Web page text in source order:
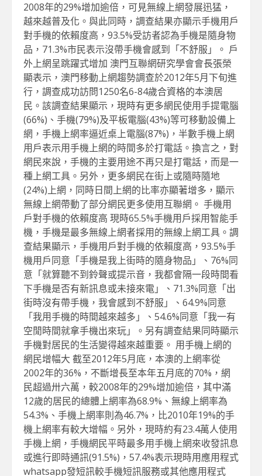
2008年的29%增加逾倍，可見無線上網發展迅猛，
越來越普及化。與此同時，調查結果亦顯示手機用戶
對手機的依賴度高，93.5%受訪者認為手機是隨身物
品，71.3%市民表示沒帶手機會感到「不舒服」。 戶
外上網呈跳躍式增加 澳門互聯網研究學會會長張榮
顯表示，澳門移動上網趨勢調查於2012年5月下旬進
行，調查成功訪問1250名6-84歲合資格的本澳居
民。該調查結果顯示，現時有更多網民使用手提電腦
(66%)、手機(79%)及平板電腦(43%)等可移動設備上
網，手機上網率逼近桌上電腦(87%)，半數手機上網
用戶表示用手機上網的時間多於打電話。換言之，對
網民來說，手機的主要用途不再只是打電話，而是一
種上網工具。另外，更多網民在街上或隨時隨地
(24%)上網，同時日間上網的比率亦顯著增多，顯示
無線上網帶動了部分網民更多使用互聯網。 手機用
戶對手機的依賴度高 現時65.5%手機用戶採用智能手
機，手機是最多無線上網者採用的無線上網工具。調
查結果顯示，手機用戶對手機的依賴度高，93.5%手
機用戶同意「手機是我上街時的隨身物品」、76%同
意「就算聽不到鈴聲或提示音，我都會隔一段時間看
下手機是否有新訊息或未接來電」、71.3%同意「出
街時沒有帶手機，我會感到不舒服」、64.9%同意
「我用手機的時間越來越多」、54.6%同意「我一有
空閒時間就拿手機出來玩」。另有調查結果同時顯示
手機對居民的生活變得越來越重要。 用手機上網的
網民增幅大 截至2012年5月底，本澳的上網率從
2002年的36%，不斷增長至本年五月底的70%，網
民超過卅六萬，較2008年的29%增加逾倍，其中滿
12歲的居民的總體上網率為68.9%、無線上網率為
54.3%、手機上網率則為46.7%，比2010年19%的手
機上網率有較大增幅。另外，現時約有23.4萬人使用
手機上網，手機網民平時最多用手機上網來收發訊息
或進行即時通訊(91.5%)，57.4%表示現時用應用程式
whatsapp發短訊較手機短訊服務或其他應用程式